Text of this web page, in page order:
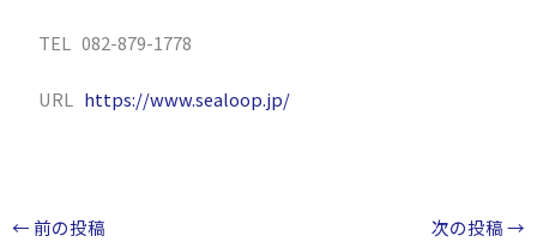
TEL 082-879-1778
URL https://www.sealoop.jp/
← 前の投稿 次の投稿→